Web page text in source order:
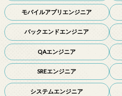
モバイルアプリエンジニア
バックエンドエンジニア
QAエンジニア
SREエンジニア
システムエンジニア